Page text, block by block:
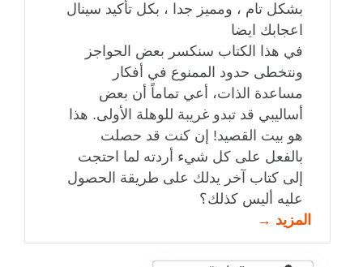
بشكل تام ، ومميز جدا ، بكل تأكيد سينال
اعجابك ايضا
في هذا الكتاب سنكسر بعض الحواجز
ونتخطى حدود الممنوع في أفكار
مساعدة الذات، أعي تماماً أن بعض
أساليبي قد تبدو غريبة للوهلة الأولى. هذا
هو بيت القصيد! إن كنت قد حصلت
بالفعل على كل شيء أردته لما احتجت
إلى كتاب آخر يدلك على طريقة الحصول
عليه أليس كذلك؟
المزيد →